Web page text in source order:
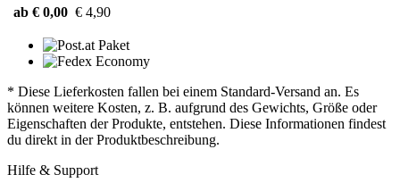
ab € 0,00 € 4,90
* Diese Lieferkosten fallen bei einem Standard-Versand an. Es
können weitere Kosten, z. B. aufgrund des Gewichts, Größe oder
Eigenschaften der Produkte, entstehen. Diese Informationen findest
du direkt in der Produktbeschreibung.
Hilfe & Support